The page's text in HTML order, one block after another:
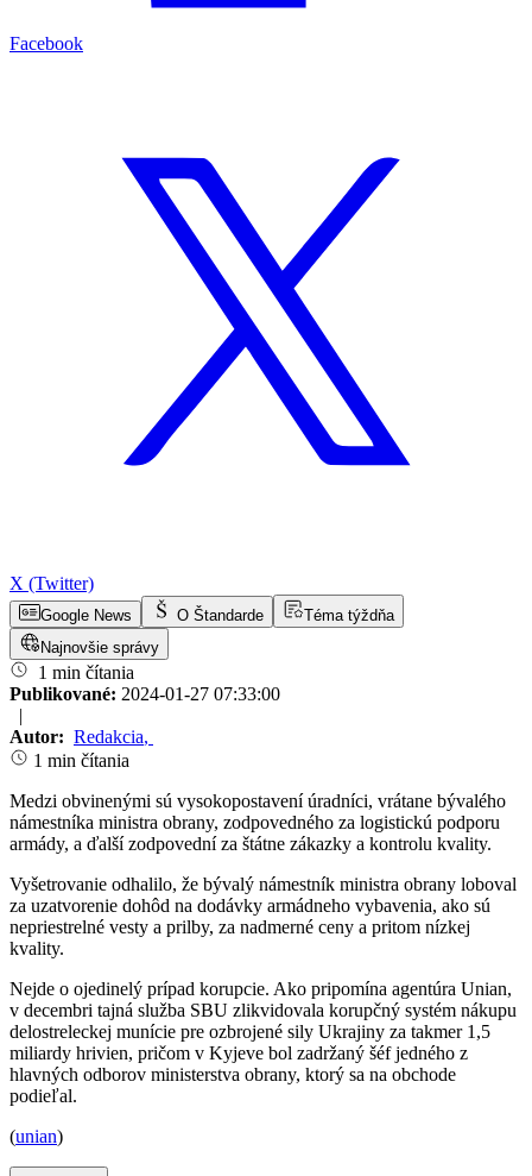
Facebook
X (Twitter)
Google News O Štandarde
Téma týždňa
Najnovšie správy
1 min čítania
Publikované: 2024-01-27 07:33:00
|
Autor: Redakcia,
1 min čítania
Medzi obvinenými sú vysokopostavení úradníci, vrátane bývalého
námestníka ministra obrany, zodpovedného za logistickú podporu
armády, a ďalší zodpovední za štátne zákazky a kontrolu kvality.
Vyšetrovanie odhalilo, že bývalý námestník ministra obrany loboval
za uzatvorenie dohôd na dodávky armádneho vybavenia, ako sú
nepriestrelné vesty a prilby, za nadmerné ceny a pritom nízkej
kvality.
Nejde o ojedinelý prípad korupcie. Ako pripomína agentúra Unian,
v decembri tajná služba SBU zlikvidovala korupčný systém nákupu
delostreleckej munície pre ozbrojené sily Ukrajiny za takmer 1,5
miliardy hrivien, pričom v Kyjeve bol zadržaný šéf jedného z
hlavných odborov ministerstva obrany, ktorý sa na obchode
podieľal.
(unian)